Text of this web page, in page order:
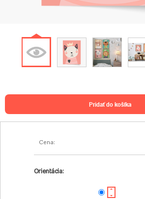
Cena:
Orientácia:
pridať do košíka